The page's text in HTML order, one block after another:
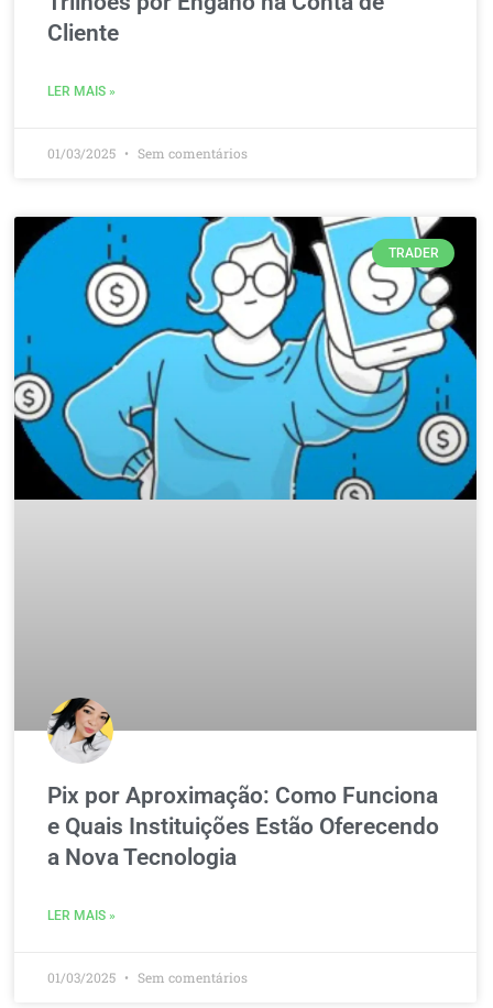
Cliente
LER MAIS »
01/03/2025 Sem comentários
TRADER
Pix por Aproximação: Como Funciona
e Quais Instituições Estão Oferecendo
a Nova Tecnologia
LER MAIS »
01/03/2025 Sem comentários